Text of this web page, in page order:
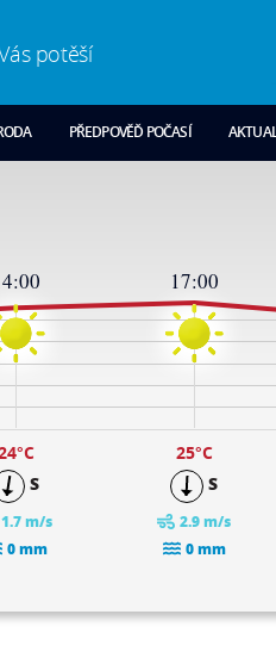
potěší
PŘEDPOVĚĎ POČASÍ
°C
S
1.7 m/s
0 mm
17:00
25°C
S
2.9 m/s
0 mm